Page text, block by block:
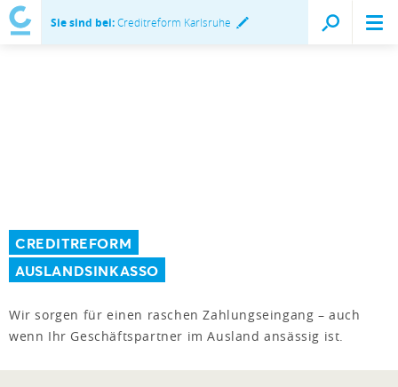
Sie sind bei:Creditreform Karlsruhe
CREDITREFORM
AUSLANDSINKASSO
Wir sorgen für einen raschen Zahlungseingang – auch
wenn Ihr Geschäftspartner im Ausland ansässig ist.